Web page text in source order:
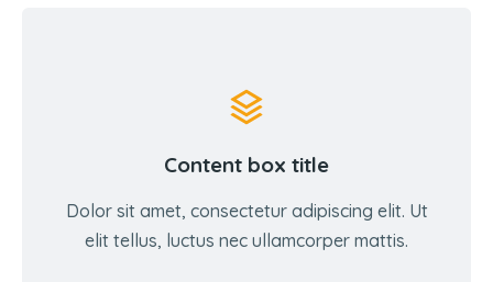
Content box title
Dolor sit amet, consectetur adipiscing elit. Ut
elit tellus, luctus nec ullamcorper mattis.